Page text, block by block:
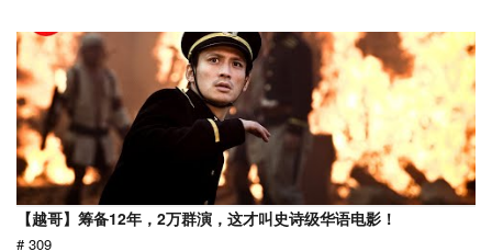
【越哥】筹备12年，2万群演，这才叫史诗级华语电影！
# 309